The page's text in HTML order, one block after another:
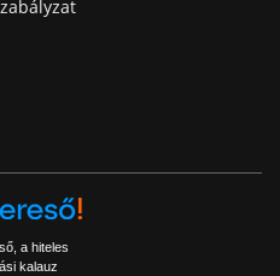
a hiteles
kalauz